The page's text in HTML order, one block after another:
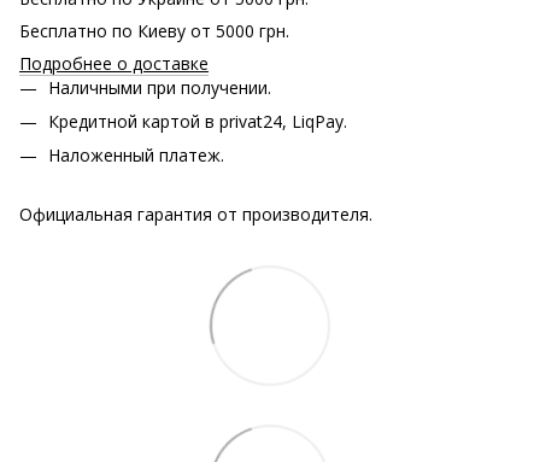
Бесплатно по Киеву от 5000 грн.
Подробнее о доставке
Наличными при получении.
Кредитной картой в privat24, LiqPay.
Наложенный платеж.
Официальная гарантия от производителя.